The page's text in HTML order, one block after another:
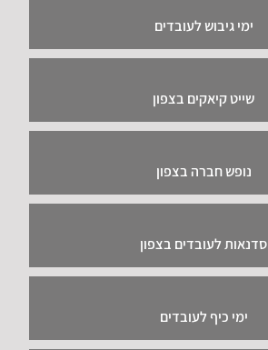
ימי גיבוש לעובדים
שייט קיאקים בצפון
נופש חברה בצפון
סדנאות לעובדים בצפון
ימי כיף לעובדים